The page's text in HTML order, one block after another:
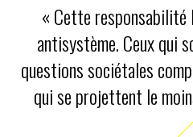
« Cette responsabilité
antisystème. Ceux qui
questions sociétales
qui se projettent le